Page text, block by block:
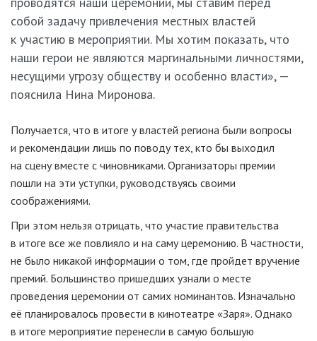
собой задачу привлечения местных властей
к участию в мероприятии. Мы хотим показать, что
наши герои не являются маргинальными личностями,
несущими угрозу обществу и особенно власти», —
пояснила Нина Миронова.
Получается, что в итоге у властей региона были вопросы
и рекомендации лишь по поводу тех, кто бы выходил
на сцену вместе с чиновниками. Организаторы премии
пошли на эти уступки, руководствуясь своими
соображениями.
При этом нельзя отрицать, что участие правительства
в итоге все же повлияло и на саму церемонию. В частности,
не было никакой информации о том, где пройдет вручение
премий. Большинство пришедших узнали о месте
проведения церемонии от самих номинантов. Изначально
её планировалось провести в кинотеатре «Заря». Однако
в итоге мероприятие перенесли в самую большую